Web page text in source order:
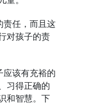
责任，而且这
对孩子的责
应该有充裕的
习得正确的
和智慧。下